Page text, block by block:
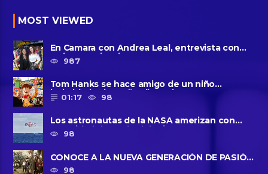
MOST VIEWED
En Camara con Andrea Leal, entrevista con
Majo Cornejo, Cirque Du ......
987
Tom Hanks se hace amigo de un niño
intimidado de 8 años llamado ......
01:17 98
Los astronautas de la NASA amerizan con
seguridad después del primer ......
98
CONOCE A LA NUEVA GENERACIÓN DE PASIÓN
DE GAVILANES II
98